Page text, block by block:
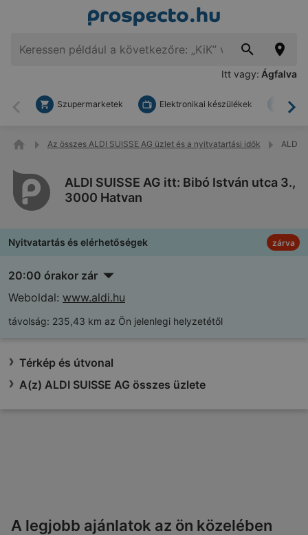
Itt vagy: Ágfalva
Vissza
Szupermarketek Elektronikai készülékek
Az összes ALDI SUISSE AG üzlet és a nyitvatartási idők ALDI
ALDI SUISSE AG itt: Bibó István utca 3.,
3000 Hatvan
Nyitvatartás és elérhetőségek zárva
20:00 órakor zár
Weboldal: www.aldi.hu
távolság: 235,43 km az Ön jelenlegi helyzetétől
Térkép és útvonal
A(z) ALDI SUISSE AG összes üzlete
A legjobb ajánlatok az ön közelében